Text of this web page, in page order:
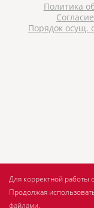
Политика
Порядок осущ.
Для корректной работы
Продолжая
файлами.